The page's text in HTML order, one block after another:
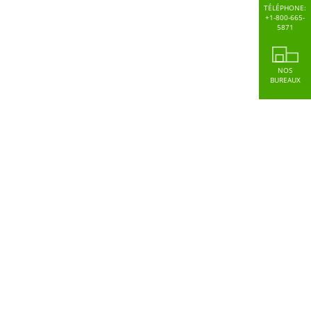
TÉLÉPHONE:
+1-800-665-
5871
NOS
BUREAUX